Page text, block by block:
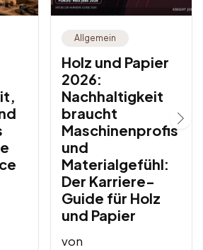
Allgemein
Holz und Papier
2026:
Nachhaltigkeit
braucht
Maschinenprofis
und
Materialgefühl:
Der Karriere-
Guide für Holz
und Papier
von